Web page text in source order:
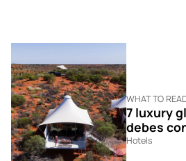
WHAT TO
7 luxury
debes
Hotels